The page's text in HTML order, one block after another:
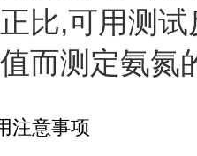
正比,可用测
值而测定氨氮
注意事项